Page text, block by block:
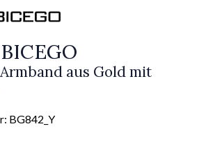
aus Gold mit
BG842_Y